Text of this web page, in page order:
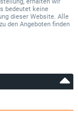
bedeutet keine
dieser Website. Alle
den Angeboten finden